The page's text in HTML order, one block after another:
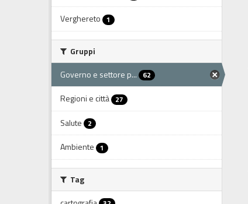
Verghereto 1
Gruppi
Governo e settore p...
62
Regioni e città 27
Salute 2
Ambiente 1
Tag